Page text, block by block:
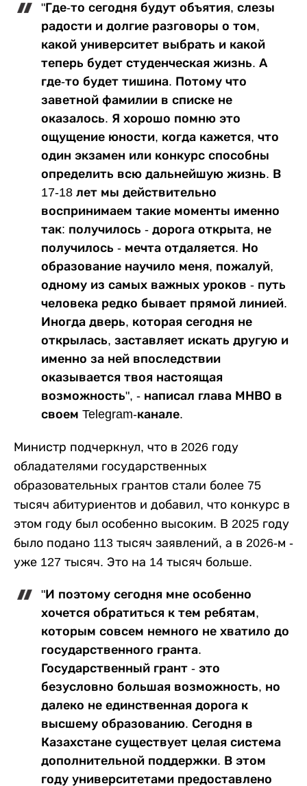
"Где-то сегодня будут объятия, слезы
радости и долгие разговоры о том,
какой университет выбрать и какой
теперь будет студенческая жизнь. А
где-то будет тишина. Потому что
заветной фамилии в списке не
оказалось. Я хорошо помню это
ощущение юности, когда кажется, что
один экзамен или конкурс способны
определить всю дальнейшую жизнь. В
17-18 лет мы действительно
воспринимаем такие моменты именно
так: получилось - дорога открыта, не
получилось - мечта отдаляется. Но
образование научило меня, пожалуй,
одному из самых важных уроков - путь
человека редко бывает прямой линией.
Иногда дверь, которая сегодня не
открылась, заставляет искать другую и
именно за ней впоследствии
оказывается твоя настоящая
возможность", - написал глава МНВО в
своем Telegram-канале.
Министр подчеркнул, что в 2026 году
обладателями государственных
образовательных грантов стали более 75
тысяч абитуриентов и добавил, что конкурс в
этом году был особенно высоким. В 2025 году
было подано 113 тысяч заявлений, а в 2026-м -
уже 127 тысяч. Это на 14 тысяч больше.
"И поэтому сегодня мне особенно
хочется обратиться к тем ребятам,
которым совсем немного не хватило до
государственного гранта.
Государственный грант - это
безусловно большая возможность, но
далеко не единственная дорога к
высшему образованию. Сегодня в
Казахстане существует целая система
дополнительной поддержки. В этом
году университетами предоставлено